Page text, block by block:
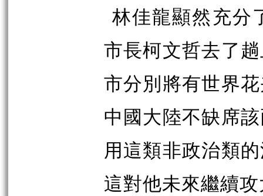
林佳龍顯然充分
市長柯文哲去了
市分別將有世界
中國大陸不缺席
用這類非政治類
這對他未來繼續